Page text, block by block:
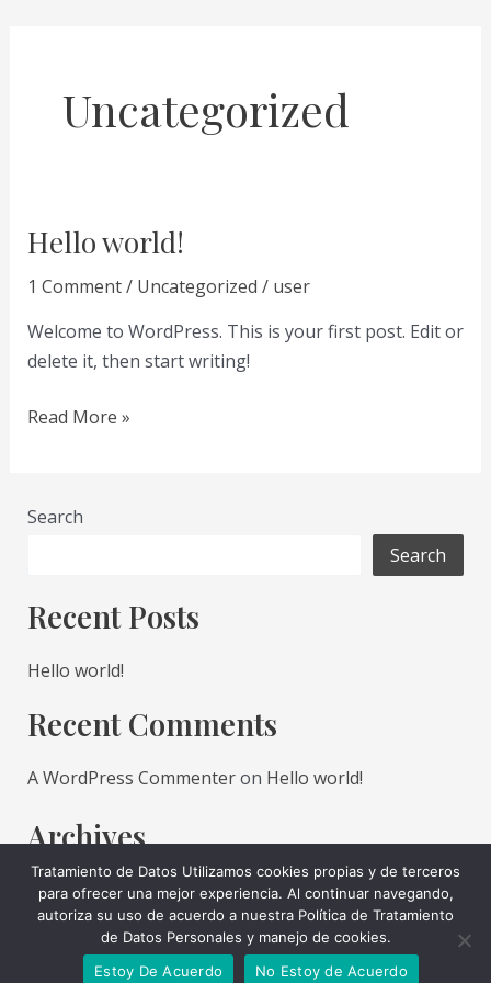
Uncategorized
Hello world!
1 Comment/ Uncategorized / user
Welcome to WordPress. This is your first post. Edit or
delete it, then start writing!
Hello
Read More »
Search
Search
Recent Posts
Hello world!
Recent Comments
A WordPress Commenteron Hello world!
Archives
August 2022
Categories
Tratamiento de Datos Utilizamos cookies propias y de terceros
para ofrecer una mejor experiencia. Al continuar navegando,
autoriza su uso de acuerdo a nuestra Política de Tratamiento
de Datos Personales y manejo de cookies.
Estoy De Acuerdo
No Estoy de Acuerdo